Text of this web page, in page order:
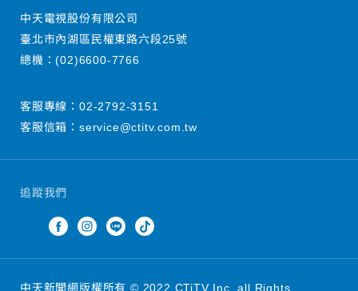
追蹤我們
中天電視股份有限公司
臺北市內湖區民權東路六段25號
總機：(02)6600-7766
客服專線： 02-2792-3151
客服信箱： service@ctitv.com.tw
中天新聞網版權所有 © 2022 CTiTV Inc. all Rights